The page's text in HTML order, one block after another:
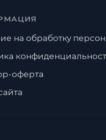
на обработку
оферта